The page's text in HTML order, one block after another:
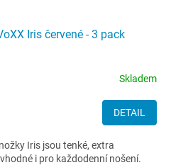
Iris červené - 3 pack
Skladem
DETAIL
Iris jsou tenké, extra
i pro každodenní nošení.